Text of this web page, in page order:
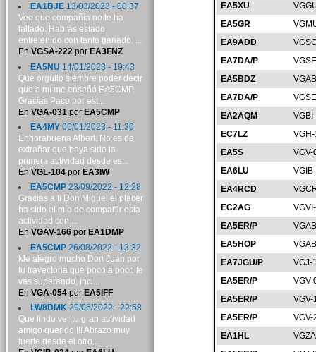
EA5XU
EA5GR
EA9ADD
EA7DA/P
EA5BDZ
EA7DA/P
EA2AQM
EC7LZ
EA5S
VGV-
EA6LU
EA4RCD
EC2AG
EA5ER/P
EA5HOP
EA7JGU/P
VGJ-
EA5ER/P
VGV-
EA5ER/P
VGV-
EA5ER/P
VGV-
EA1HL
EA1BJE13/03/2023 - 00:37
Veo que compañía no te ha
faltado. Habrás estado
entretenido con tanto ganado. ...
En VGSA-222por EA3FNZ
EA5NU 14/01/2023 - 19:43
Que orgullo siempre poder decir
que a mí me enseñó EA5CMP.
Gracias Paco por est...
En VGA-031 por EA5CMP
EA4MY06/01/2023 - 11:30
Enhorabuena Albert. No es de
extrañar que haya sido la
primera actividad desde es...
En VGL-104por EA3IW
EA5CMP23/09/2022 - 12:28
Gracias a ti Don Miguel el placer
ha sido el mío de compartir esta
actividad con ...
En VGAV-166por EA1DMP
EA5CMP26/08/2022 - 13:32
Me alegro mucho Don Juan por
tu trayectoria que poco a poco te
vas superando, incl...
En VGA-054por EA5IFF
LW8DMK29/06/2022 - 22:58
Que lindo ver tu gran actividad
amigo querido !!! Abrazo muy
fuerte desde el otro...